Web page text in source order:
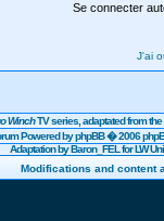
Se connecter
J'ai
WinchTV series, adaptated from
Powered byphpBB� 2006
Adaptation by Baron_FEL for LW
Modifications and content